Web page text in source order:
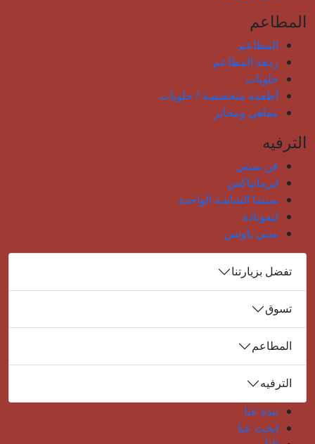
المطاعم
المطاعم
ردهة المطاعم
حلويات
أطعمة متخصصة / حلويات
مقاهي ومخابز
الترفيه
فن سيتي
ايرمانياكس
سينما الشاشة الواحدة
ليمونادة
ميني باونس
تفضل بزيارتنا
تسوق
المطاعم
الترفيه
نبذة عنا
ابحث عنا